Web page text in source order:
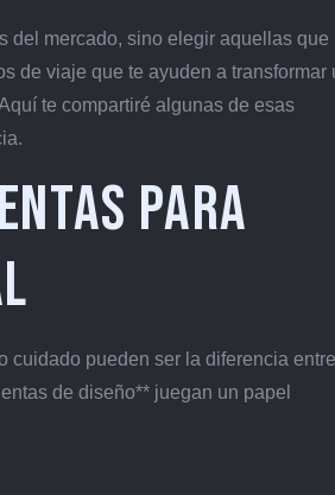
del mercado, sino elegir aquellas que
de viaje que te ayuden a transformar
te compartiré algunas de esas
para
cuidado pueden ser la diferencia
de diseño** juegan un papel